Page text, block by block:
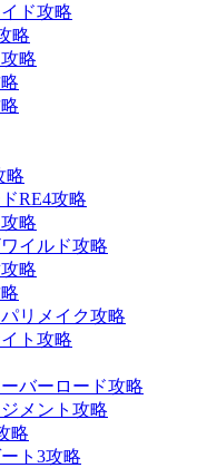
ド攻略
略
略
略
RE4攻略
略
イルド攻略
略
リメイク攻略
ト攻略
バーロード攻略
メント攻略
略
ト3攻略